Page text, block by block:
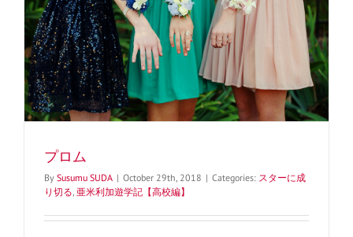
プロム
By Susumu SUDA | October 29th, 2018 | Categories: スターに成
り切る, 亜米利加遊学記【高校編】